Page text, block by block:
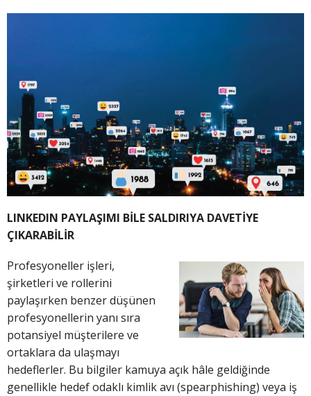
LINKEDIN PAYLAŞIMI BİLE SALDIRIYA DAVETİYE
ÇIKARABİLİR
Profesyoneller işleri,
şirketleri ve rollerini
paylaşırken benzer düşünen
profesyonellerin yanı sıra
potansiyel müşterilere ve
ortaklara da ulaşmayı
hedeflerler. Bu bilgiler kamuya açık hâle geldiğinde
genellikle hedef odaklı kimlik avı (spearphishing) veya iş